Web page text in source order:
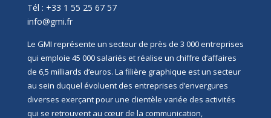
Tél : +33 1 55 25 67 57
info@gmi.fr
Le GMI représente un secteur de près de 3 000 entreprises
qui emploie 45 000 salariés et réalise un chiffre d’affaires
de 6,5 milliards d’euros. La filière graphique est un secteur
au sein duquel évoluent des entreprises d’envergures
diverses exerçant pour une clientèle variée des activités
qui se retrouvent au cœur de la communication,